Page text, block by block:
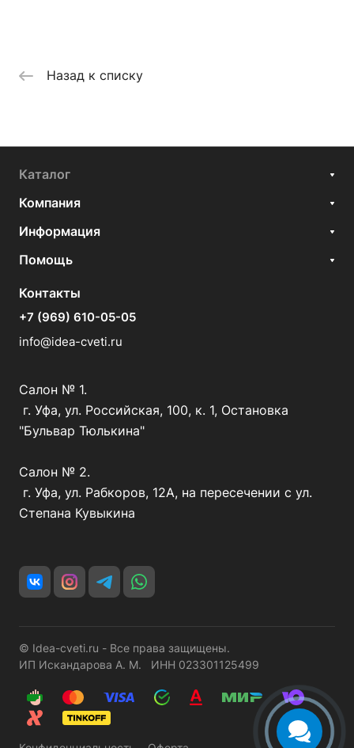
Назад к списку
Каталог
Компания
Информация
Помощь
Контакты
+7 (969) 610-05-05
info@idea-cveti.ru
Салон № 1.
г. Уфа, ул. Российская, 100, к. 1, Остановка
"Бульвар Тюлькина"
Салон № 2.
г. Уфа, ул. Рабкоров, 12А, на пересечении с ул.
Степана Кувыкина
© Idea-cveti.ru - Все права защищены.
ИП Искандарова А. М. ИНН 023301125499